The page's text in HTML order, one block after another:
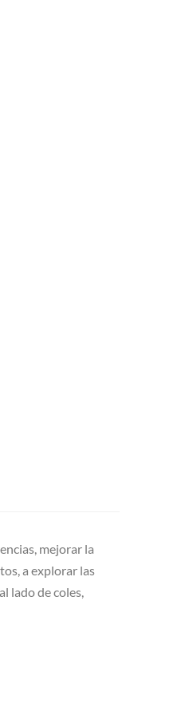
mejorar la
a explorar las
lado de coles,